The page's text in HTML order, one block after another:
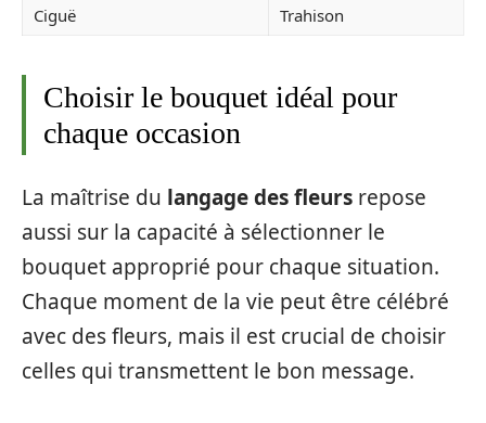
Ciguë
Trahison
Choisir le bouquet idéal pour
chaque occasion
La maîtrise du langage des fleurs repose
aussi sur la capacité à sélectionner le
bouquet approprié pour chaque situation.
Chaque moment de la vie peut être célébré
avec des fleurs, mais il est crucial de choisir
celles qui transmettent le bon message.